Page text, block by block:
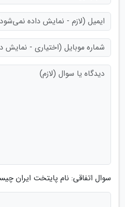
سوال اتفاقی: نام پایتخت ایران